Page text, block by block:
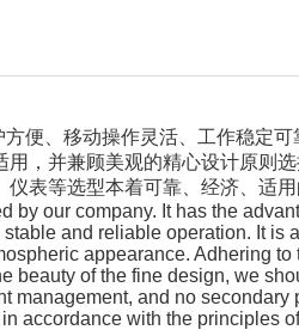
便、移动操作灵活、工作稳定可
，并兼顾美观的精心设计原则选
表等选型本着可靠、经济、适用
by our company. It has the
and reliable operation. It is
appearance. Adhering to
beauty of the fine design, we
management, and no secondary
accordance with the principles